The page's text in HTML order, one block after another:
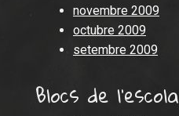
novembre 2009
octubre 2009
setembre 2009
Blocs de l'escola